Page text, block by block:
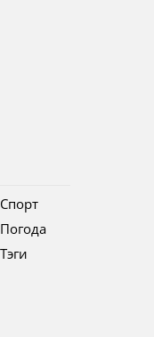
Спорт
Погода
Тэги